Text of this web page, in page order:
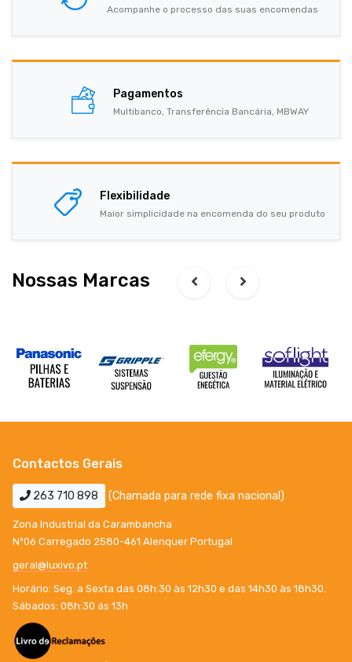
Acompanhe o processo das suas encomendas
Pagamentos
Multibanco, Transferência Bancária, MBWAY
Flexibilidade
Maior simplicidade na encomenda do seu produto
Nossas Marcas
Contactos Gerais
263 710 898 (Chamada para rede fixa nacional)
Zona Industrial da Carambancha
Nº06 Carregado 2580-461 Alenquer Portugal
geral@luxivo.pt
Horário: Seg. a Sexta das 08h:30 às 12h30 e das 14h30 às 18h30.
Sábados: 08h:30 ás 13h